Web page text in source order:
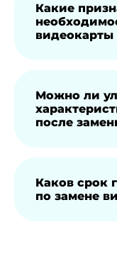
Какие
видеокарты
Если
это может
Можно ли
после
Замена
графическую
Каков срок
по замене